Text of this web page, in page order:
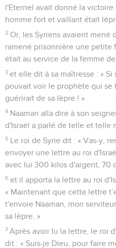
l'Eternel avait donné la
homme fort et vaillant était
2 Or, les Syriens avaient mené
ramené prisonnière une petite
était au service de la femme de
3 et elle dit à sa maîtresse : «
pouvait voir le prophète qui se
guérirait de sa lèpre ! »
4 Naaman alla dire à son
d'Israël a parlé de telle et telle
5 Le roi de Syrie dit : « Vas-y,
envoyer une lettre au roi
avec lui 300 kilos d'argent, 70
6 et il apporta la lettre au roi
« Maintenant que cette lettre
t'envoie Naaman, mon
sa lèpre. »
7 Après avoir lu la lettre, le roi
dit : « Suis-je Dieu, pour faire